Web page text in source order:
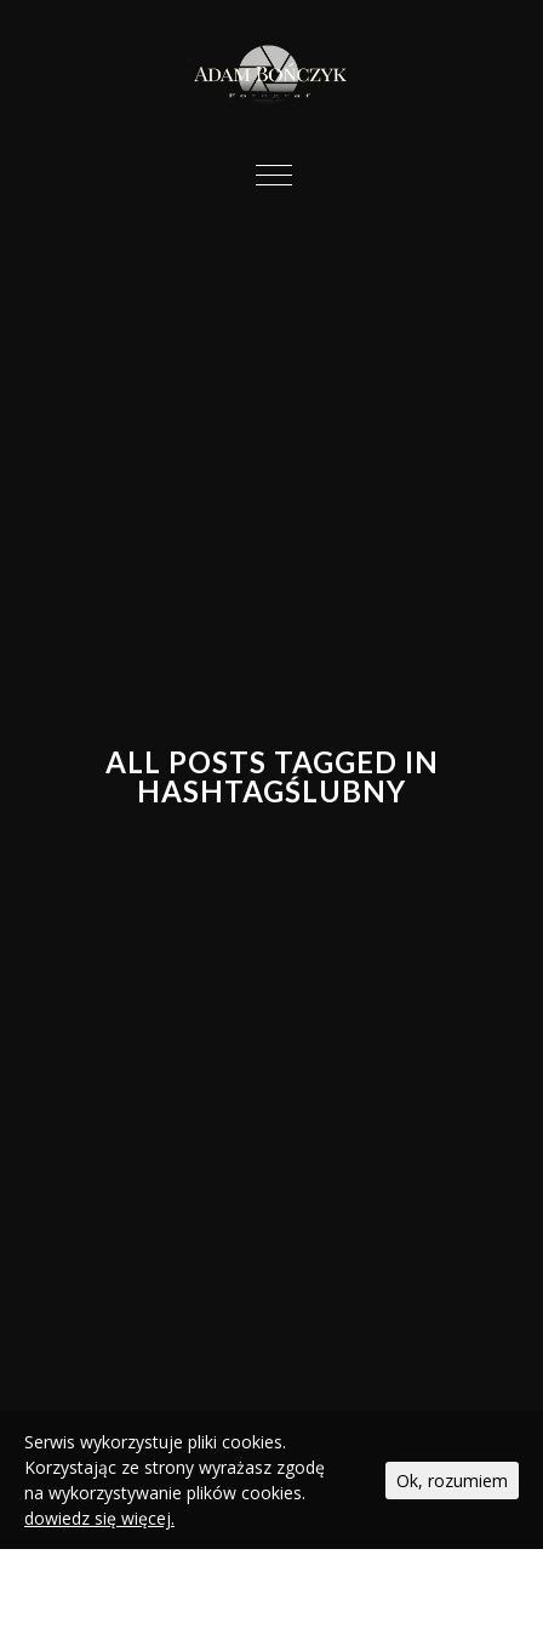
ALL POSTS TAGGED IN
HASHTAGŚLUBNY
Serwis wykorzystuje pliki cookies.
Korzystając ze strony wyrażasz zgodę
na wykorzystywanie plików cookies.
dowiedz się więcej.
Ok, rozumiem